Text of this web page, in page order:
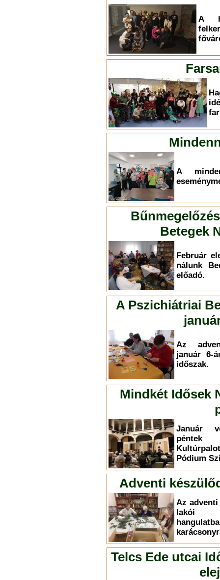
A
A
Betegek
Február
nálunk
előadó.
A Pszichiátriai
Az
január 6-
időszak.
Mindkét Idősek
Január
Pódium
Adventi
Az
lakói
Telcs Ede utcai